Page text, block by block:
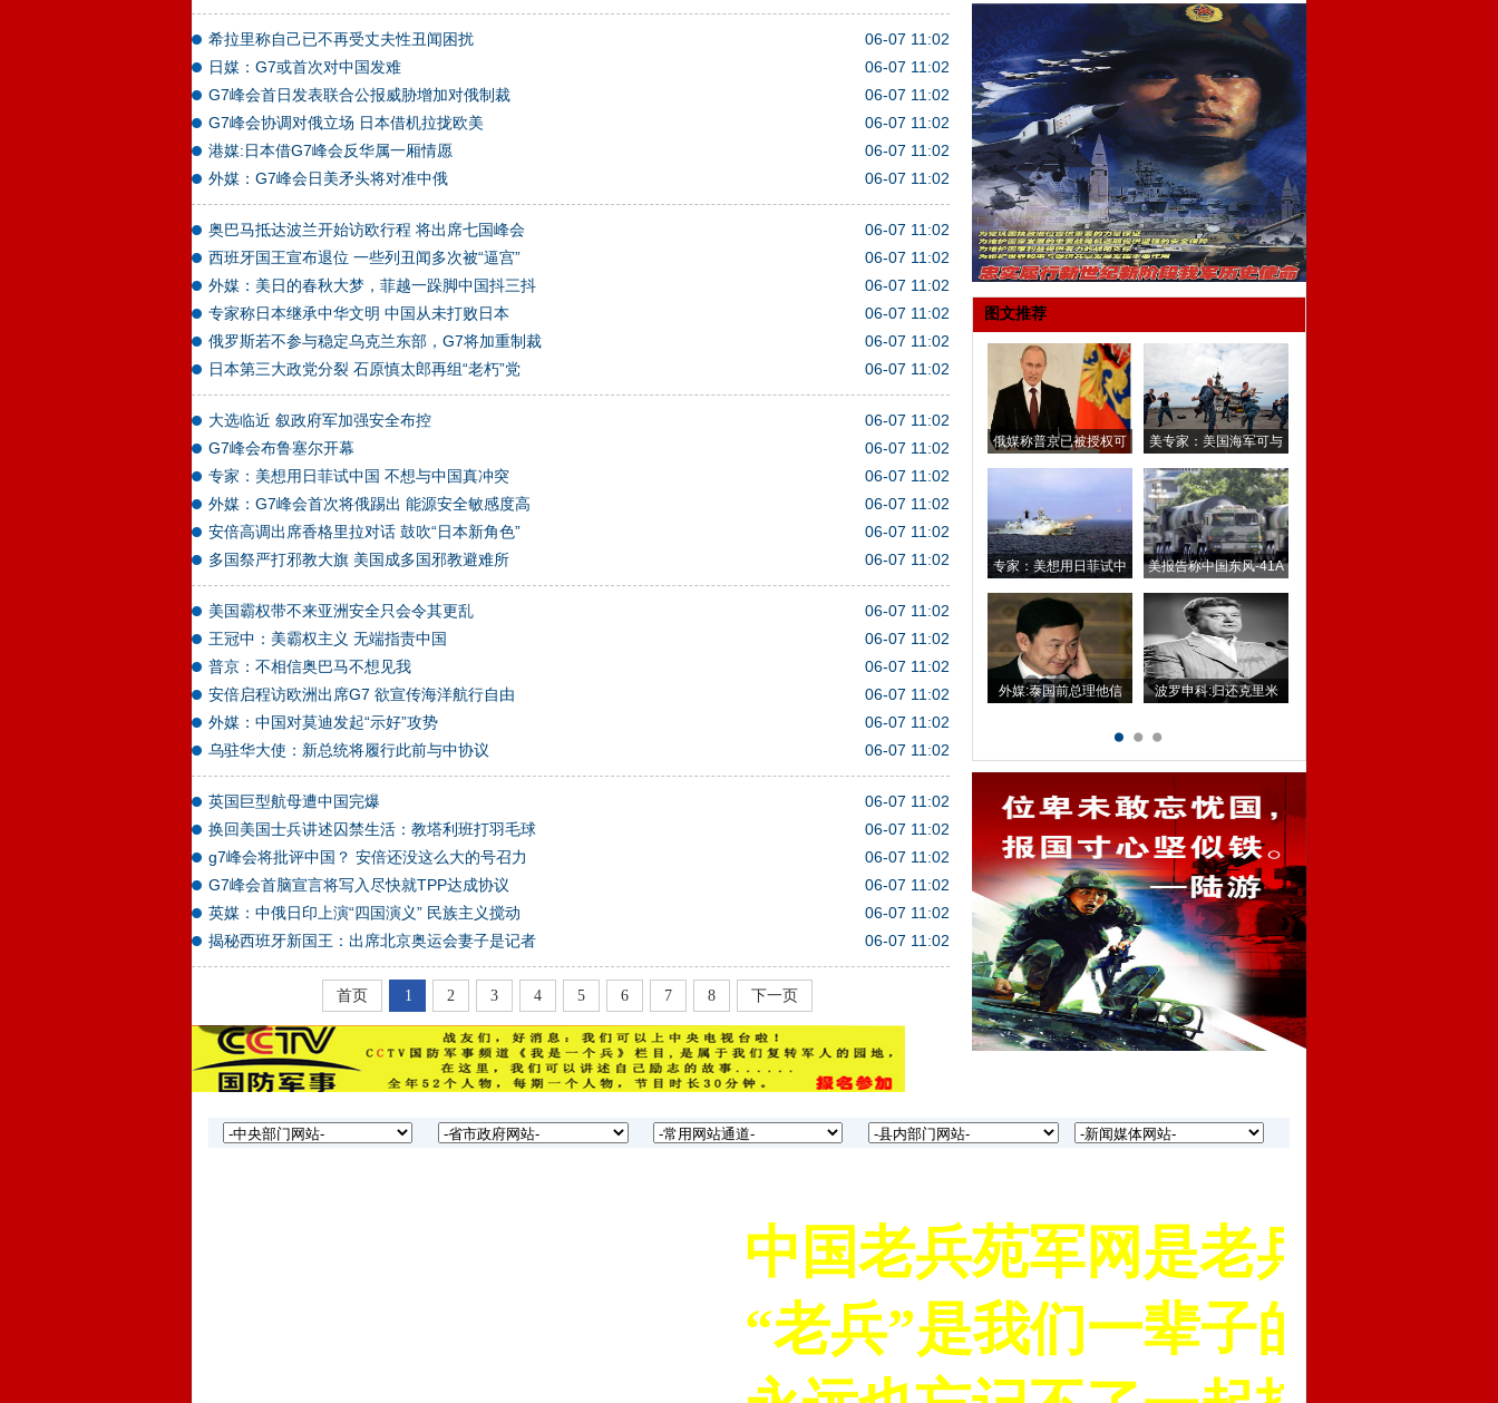
06-07 11:02
希拉里称自己已不再受丈夫性丑闻困扰
06-07 11:02
日媒：G7或首次对中国发难
06-07 11:02
G7峰会首日发表联合公报威胁增加对俄制裁
06-07 11:02
G7峰会协调对俄立场 日本借机拉拢欧美
06-07 11:02
港媒:日本借G7峰会反华属一厢情愿
06-07 11:02
外媒：G7峰会日美矛头将对准中俄
06-07 11:02
奥巴马抵达波兰开始访欧行程 将出席七国峰会
06-07 11:02
西班牙国王宣布退位 一些列丑闻多次被“逼宫”
06-07 11:02
外媒：美日的春秋大梦，菲越一跺脚中国抖三抖
06-07 11:02
专家称日本继承中华文明 中国从未打败日本
06-07 11:02
俄罗斯若不参与稳定乌克兰东部，G7将加重制裁
06-07 11:02
日本第三大政党分裂 石原慎太郎再组“老朽”党
06-07 11:02
大选临近 叙政府军加强安全布控
06-07 11:02
G7峰会布鲁塞尔开幕
06-07 11:02
专家：美想用日菲试中国 不想与中国真冲突
06-07 11:02
外媒：G7峰会首次将俄踢出 能源安全敏感度高
06-07 11:02
安倍高调出席香格里拉对话 鼓吹“日本新角色”
06-07 11:02
多国祭严打邪教大旗 美国成多国邪教避难所
06-07 11:02
美国霸权带不来亚洲安全只会令其更乱
06-07 11:02
王冠中：美霸权主义 无端指责中国
06-07 11:02
普京：不相信奥巴马不想见我
06-07 11:02
安倍启程访欧洲出席G7 欲宣传海洋航行自由
06-07 11:02
外媒：中国对莫迪发起“示好”攻势
06-07 11:02
乌驻华大使：新总统将履行此前与中协议
06-07 11:02
英国巨型航母遭中国完爆
06-07 11:02
换回美国士兵讲述囚禁生活：教塔利班打羽毛球
06-07 11:02
g7峰会将批评中国？ 安倍还没这么大的号召力
06-07 11:02
G7峰会首脑宣言将写入尽快就TPP达成协议
06-07 11:02
英媒：中俄日印上演“四国演义” 民族主义搅动
06-07 11:02
揭秘西班牙新国王：出席北京奥运会妻子是记者
首页 1 2 3 4 5 6 7 8 下一页
北京的工业发展做出了
朴实的贡献...[详细]
图文推荐
俄媒称普京已被授权可
美专家：美国海军可与
16
专家：美想用日菲试中
国
美报告称中国东风-41A
外媒:泰国前总理他信 波罗申科:归还克里米
中国老兵苑军网是老兵的网上
“老兵”是我们一辈子的身份名